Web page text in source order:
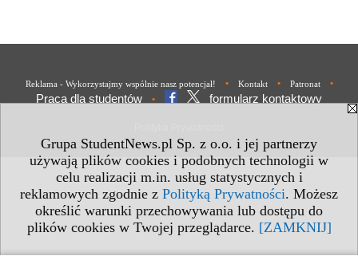
Grupa StudentNews.pl Sp. z o.o. i jej partnerzy
używają plików cookies i podobnych technologii w
celu realizacji m.in. usług statystycznych i
reklamowych zgodnie z Polityką Prywatności. Możesz
określić warunki przechowywania lub dostępu do
plików cookies w Twojej przeglądarce. [ZAMKNIJ]
Reklama - Wykorzystajmy wspólnie nasz potencjał! • Kontakt • Patronat •
Praca dla studentów • formularz kontaktowy